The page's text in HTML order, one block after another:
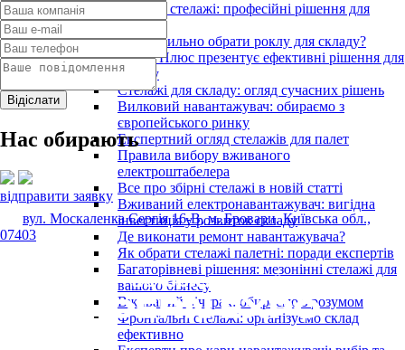
Палетні стелажі: професійні рішення для
складу
Як правильно обрати роклу для складу?
Склад Плюс презентує ефективні рішення для
складу
Стелажі для складу: огляд сучасних рішень
Вилковий навантажувач: обираємо з
європейського ринку
Експертний огляд стелажів для палет
Правила вибору вживаного
електроштабелера
Все про збірні стелажі в новій статті
Вживаний електронавантажувач: вигідна
інвестиція у розвиток складу
Де виконати ремонт навантажувача?
Як обрати стелажі палетні: поради експертів
Багаторівневі рішення: мезонінні стелажі для
вашого бізнесу
Вживаний річтрак: обираємо з розумом
Фронтальні стелажі: організуємо склад
ефективно
Нас обирають
відправити заявку
вул. Москаленка Сергія 16-В, м. Бровари, Київська обл.,
07403